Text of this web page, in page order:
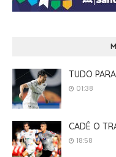
TUDO
01:38
CADÊ O
18:58